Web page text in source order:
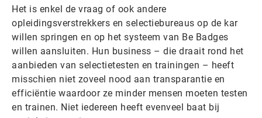
Het is enkel de vraag of ook andere
opleidingsverstrekkers en selectiebureaus op de kar
willen springen en op het systeem van Be Badges
willen aansluiten. Hun business – die draait rond het
aanbieden van selectietesten en trainingen – heeft
misschien niet zoveel nood aan transparantie en
efficiëntie waardoor ze minder mensen moeten testen
en trainen. Niet iedereen heeft evenveel baat bij